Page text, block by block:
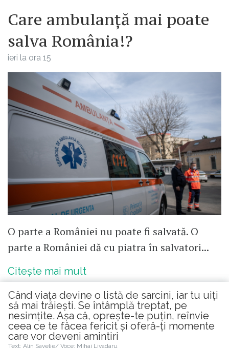
Care ambulanță mai poate
salva România!?
ieri la ora 15
O parte a României nu poate fi salvată. O
parte a României dă cu piatra în salvatori...
Citește mai mult
Citește în continuare
Când viața devine o listă de sarcini, iar tu uiți
să mai trăiești. Se întâmplă treptat, pe
nesimțite. Așa că, oprește-te puțin, reînvie
ceea ce te făcea fericit și oferă-ți momente
care vor deveni amintiri
Text: Alin Savelie/ Voce: Mihai Livadaru